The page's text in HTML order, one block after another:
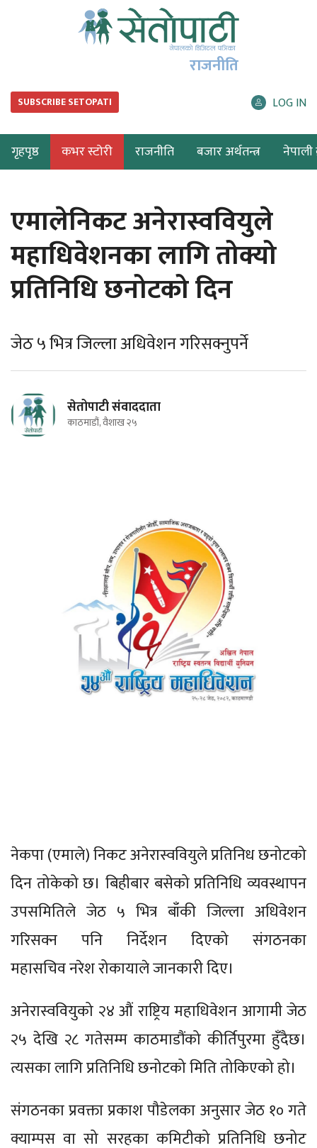
राजनीति
SUBSCRIBE SETOPATI LOG IN
गृहपृष्ठ कभर स्टोरी राजनीति बजार अर्थतन्त्र नेपाली
एमालेनिकट अनेरास्ववियुले
महाधिवेशनका लागि तोक्यो
प्रतिनिधि छनोटको दिन
जेठ ५ भित्र जिल्ला अधिवेशन गरिसक्नुपर्ने
सेतोपाटी संवाददाता
काठमाडौं, वैशाख २५
नेकपा (एमाले) निकट अनेरास्ववियुले प्रतिनिध छनोटको
दिन तोकेको छ। बिहीबार बसेको प्रतिनिधि व्यवस्थापन
उपसमितिले जेठ ५ भित्र बाँकी जिल्ला अधिवेशन
गरिसक्न पनि निर्देशन दिएको संगठनका
महासचिव नरेश रोकायाले जानकारी दिए।
अनेरास्ववियुको २४ औं राष्ट्रिय महाधिवेशन आगामी जेठ
२५ देखि २८ गतेसम्म काठमाडौंको कीर्तिपुरमा हुँदैछ।
त्यसका लागि प्रतिनिधि छनोटको मिति तोकिएको हो।
संगठनका प्रवक्ता प्रकाश पौडेलका अनुसार जेठ १० गते
क्याम्पस वा सो सरहका कमिटीको प्रतिनिधि छनोट